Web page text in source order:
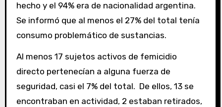
hecho y el 94% era de nacionalidad argentina.
Se informó que al menos el 27% del total tenía
consumo problemático de sustancias.
Al menos 17 sujetos activos de femicidio
directo pertenecían a alguna fuerza de
seguridad, casi el 7% del total. De ellos, 13 se
encontraban en actividad, 2 estaban retirados,